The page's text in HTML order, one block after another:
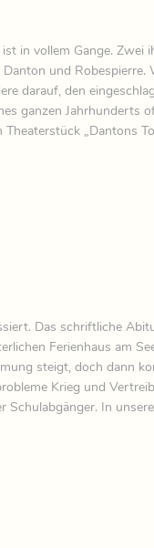
in vollem Gange. Zwei
und Robespierre.
darauf, den
ganzen Jahrhunderts
„Dantons
Das schriftliche
Ferienhaus am
steigt, doch dann
Krieg und
Schulabgänger. In